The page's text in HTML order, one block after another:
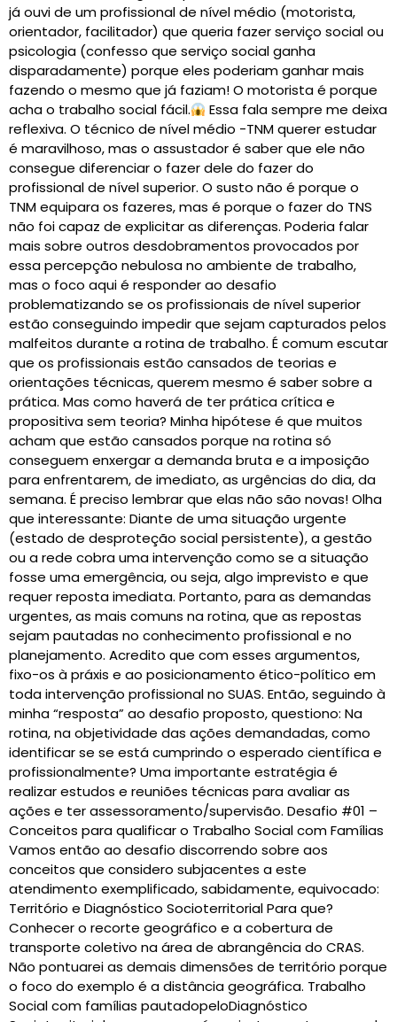
já ouvi de um profissional de nível médio (motorista,
orientador, facilitador) que queria fazer serviço social ou
psicologia (confesso que serviço social ganha
disparadamente) porque eles poderiam ganhar mais
fazendo o mesmo que já faziam! O motorista é porque
acha o trabalho social fácil.
Essa fala sempre me deixa
reflexiva. O técnico de nível médio -TNM querer estudar
é maravilhoso, mas o assustador é saber que ele não
consegue diferenciar o fazer dele do fazer do
profissional de nível superior. O susto não é porque o
TNM equipara os fazeres, mas é porque o fazer do TNS
não foi capaz de explicitar as diferenças. Poderia falar
mais sobre outros desdobramentos provocados por
essa percepção nebulosa no ambiente de trabalho,
mas o foco aqui é responder ao desafio
problematizando se os profissionais de nível superior
estão conseguindo impedir que sejam capturados pelos
malfeitos durante a rotina de trabalho. É comum escutar
que os profissionais estão cansados de teorias e
orientações técnicas, querem mesmo é saber sobre a
prática. Mas como haverá de ter prática crítica e
propositiva sem teoria? Minha hipótese é que muitos
acham que estão cansados porque na rotina só
conseguem enxergar a demanda bruta e a imposição
para enfrentarem, de imediato, as urgências do dia, da
semana. É preciso lembrar que elas não são novas! Olha
que interessante: Diante de uma situação urgente
(estado de desproteção social persistente), a gestão
ou a rede cobra uma intervenção como se a situação
fosse uma emergência, ou seja, algo imprevisto e que
requer reposta imediata. Portanto, para as demandas
urgentes, as mais comuns na rotina, que as repostas
sejam pautadas no conhecimento profissional e no
planejamento. Acredito que com esses argumentos,
fixo-os à práxis e ao posicionamento ético-político em
toda intervenção profissional no SUAS. Então, seguindo à
minha “resposta” ao desafio proposto, questiono: Na
rotina, na objetividade das ações demandadas, como
identificar se se está cumprindo o esperado científica e
profissionalmente? Uma importante estratégia é
realizar estudos e reuniões técnicas para avaliar as
ações e ter assessoramento/supervisão. Desafio #01 –
Conceitos para qualificar o Trabalho Social com Famílias
Vamos então ao desafio discorrendo sobre aos
conceitos que considero subjacentes a este
atendimento exemplificado, sabidamente, equivocado:
Território e Diagnóstico Socioterritorial Para que?
Conhecer o recorte geográfico e a cobertura de
transporte coletivo na área de abrangência do CRAS.
Não pontuarei as demais dimensões de território porque
o foco do exemplo é a distância geográfica. Trabalho
Social com famílias pautadopeloDiagnóstico